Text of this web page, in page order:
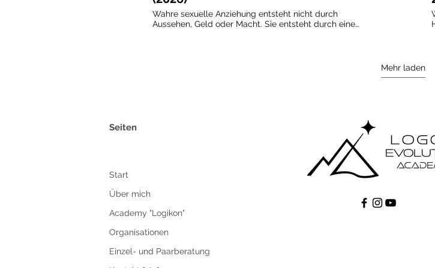
Wahre sexuelle Anziehung entsteht nicht durch
Aussehen, Geld oder Macht. Sie entsteht durch eine
Webinars - Warum äußere Faktoren überschätzt werden
- Was „innere und seelische Passform“ wirklich bedeutet
- Sexualität als Bindemechanismus in abhängigen
zugleich binden. Ein Webinar für Menschen, die
unterscheiden wollen..
hält.
Mehr laden
Seiten
Start
Über mich
Academy "Logikon"
Organisationen
Einzel- und Paarberatung